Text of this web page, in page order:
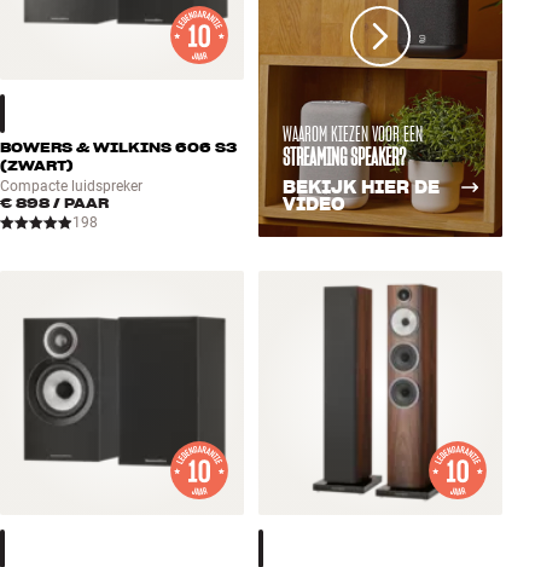
BOWERS & WILKINS 606 S3
(ZWART)
Compacte luidspreker
€ 898 / PAAR
198
WAAROM KIEZEN VOOR EEN
STREAMING SPEAKER?
BEKIJK HIER DE
VIDEO